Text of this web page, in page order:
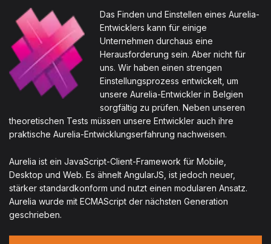
Das Finden und Einstellen eines Aurelia-
Entwicklers kann für einige
Unternehmen durchaus eine
Herausforderung sein. Aber nicht für
uns. Wir haben einen strengen
Einstellungsprozess entwickelt, um
unsere Aurelia-Entwickler in Belgien
sorgfältig zu prüfen. Neben unseren
theoretischen Tests müssen unsere Entwickler auch ihre
praktische Aurelia-Entwicklungserfahrung nachweisen.
Aurelia ist ein JavaScript-Client-Framework für Mobile,
Desktop und Web. Es ähnelt AngularJS, ist jedoch neuer,
stärker standardkonform und nutzt einen modularen Ansatz.
Aurelia wurde mit ECMAScript der nächsten Generation
geschrieben.